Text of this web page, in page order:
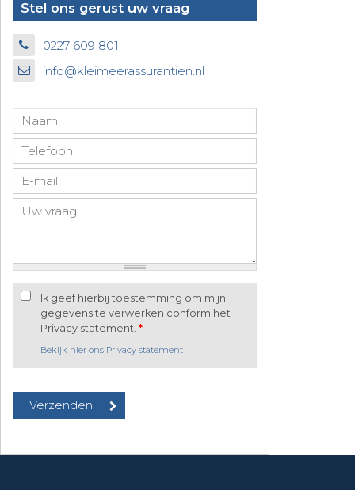
Stel ons gerust uw vraag
0227 609 801
info@kleimeerassurantien.nl
Ik geef hierbij toestemming om mijn
gegevens te verwerken conform het
Privacy statement. *
Bekijk hier ons Privacy statement